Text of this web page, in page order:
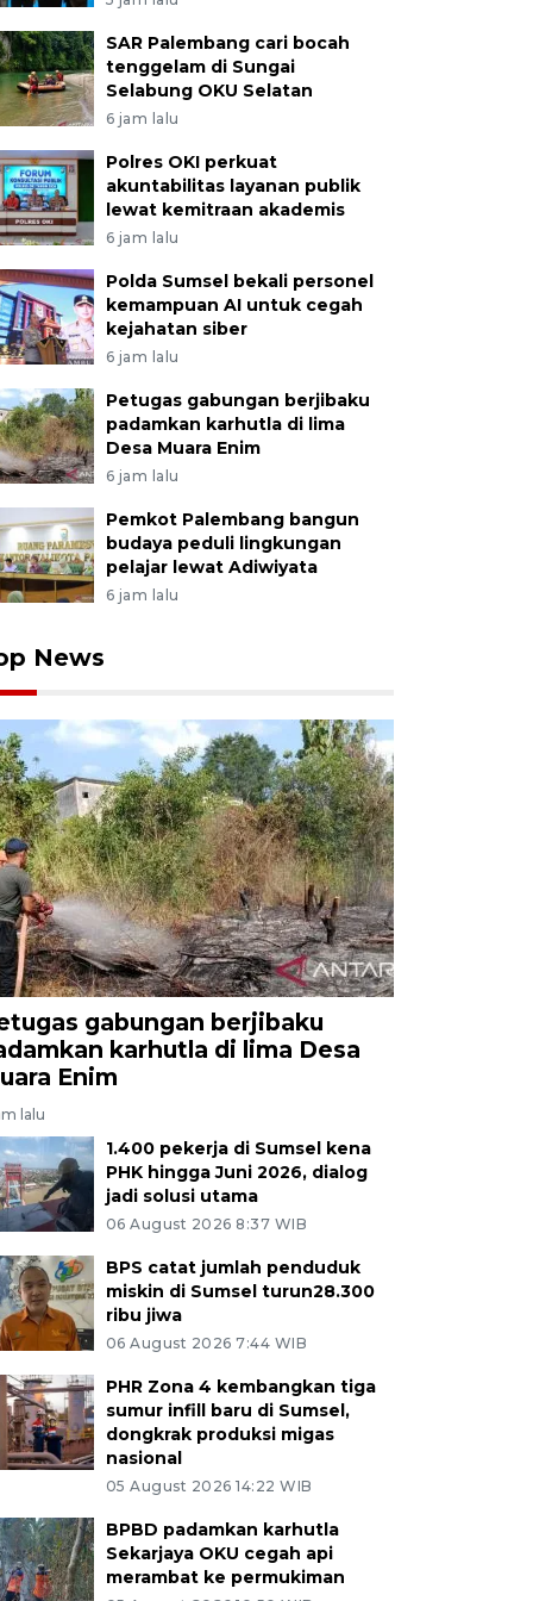
SAR Palembang cari bocah
tenggelam di Sungai
Selabung OKU Selatan
6 jam lalu
Polres OKI perkuat
akuntabilitas layanan publik
lewat kemitraan akademis
6 jam lalu
Polda Sumsel bekali personel
kemampuan AI untuk cegah
kejahatan siber
6 jam lalu
Petugas gabungan berjibaku
padamkan karhutla di lima
Desa Muara Enim
6 jam lalu
Pemkot Palembang bangun
budaya peduli lingkungan
pelajar lewat Adiwiyata
6 jam lalu
News
gabungan berjibaku
karhutla di lima Desa
Enim
lalu
1.400 pekerja di Sumsel kena
PHK hingga Juni 2026, dialog
jadi solusi utama
06 August 2026 8:37 WIB
BPS catat jumlah penduduk
miskin di Sumsel turun28.300
ribu jiwa
06 August 2026 7:44 WIB
PHR Zona 4 kembangkan tiga
sumur infill baru di Sumsel,
dongkrak produksi migas
nasional
05 August 2026 14:22 WIB
BPBD padamkan karhutla
Sekarjaya OKU cegah api
merambat ke permukiman